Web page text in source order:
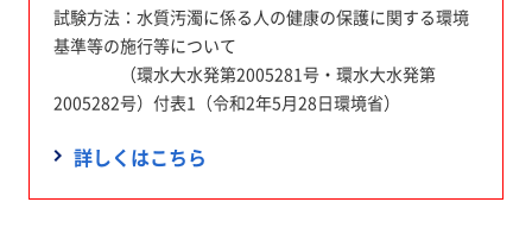
試験方法：水質汚濁に係る人の健康の保護に関する環境
基準等の施行等について
（環水大水発第2005281号・環水大水発第
2005282号）付表1（令和2年5月28日環境省）
詳しくはこちら